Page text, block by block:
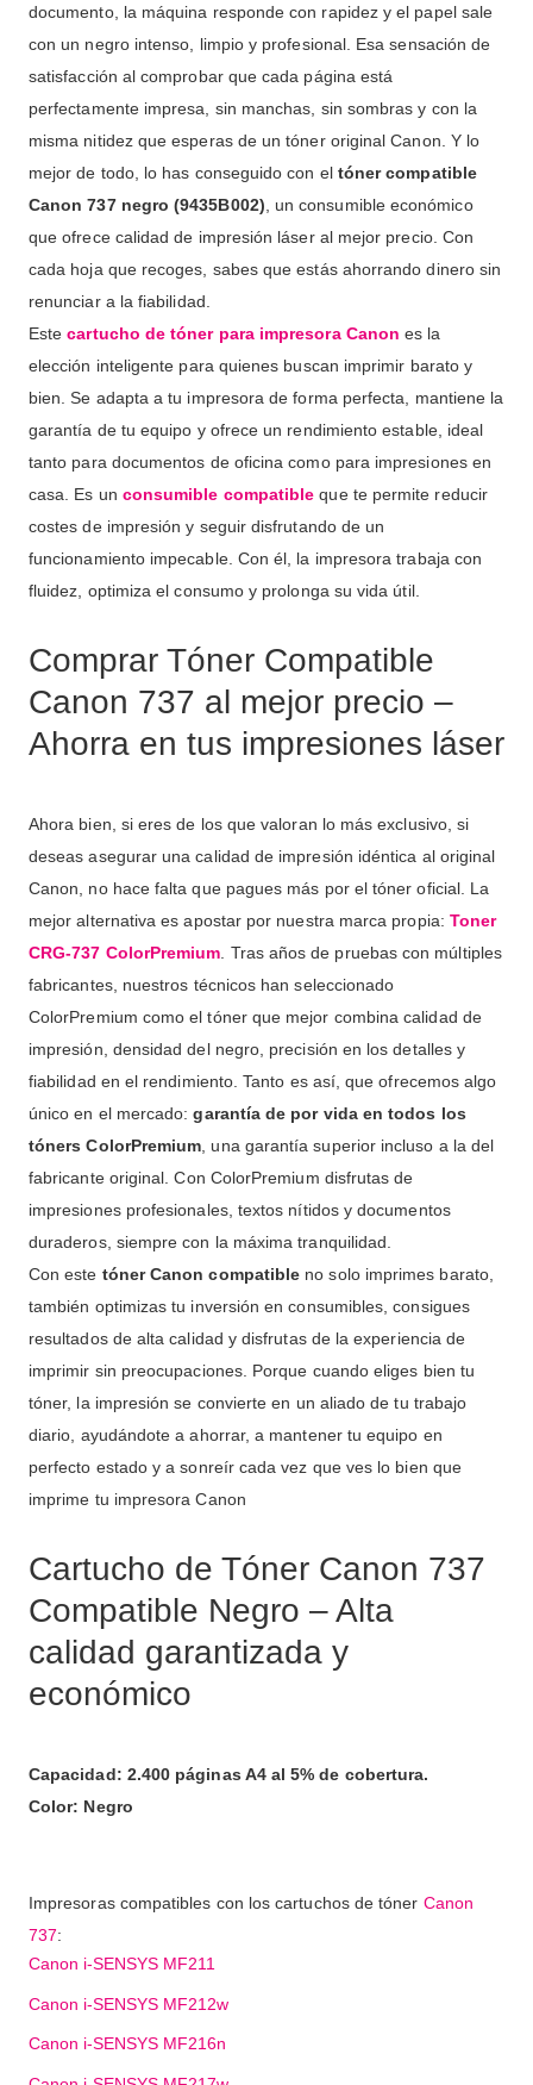
documento, la máquina responde con rapidez y el papel sale
con un negro intenso, limpio y profesional. Esa sensación de
satisfacción al comprobar que cada página está
perfectamente impresa, sin manchas, sin sombras y con la
misma nitidez que esperas de un tóner original Canon. Y lo
mejor de todo, lo has conseguido con el tóner compatible
Canon 737 negro (9435B002) , un consumible económico
que ofrece calidad de impresión láser al mejor precio. Con
cada hoja que recoges, sabes que estás ahorrando dinero sin
renunciar a la fiabilidad.
Estecartucho de tóner para impresora Canon es la
elección inteligente para quienes buscan imprimir barato y
bien. Se adapta a tu impresora de forma perfecta, mantiene la
garantía de tu equipo y ofrece un rendimiento estable, ideal
tanto para documentos de oficina como para impresiones en
casa. Es un consumible compatible que te permite reducir
costes de impresión y seguir disfrutando de un
funcionamiento impecable. Con él, la impresora trabaja con
fluidez, optimiza el consumo y prolonga su vida útil.
Comprar Tóner Compatible
Canon 737 al mejor precio –
Ahorra en tus impresiones láser
Ahora bien, si eres de los que valoran lo más exclusivo, si
deseas asegurar una calidad de impresión idéntica al original
Canon, no hace falta que pagues más por el tóner oficial. La
mejor alternativa es apostar por nuestra marca propia: Toner
CRG-737 ColorPremium . Tras años de pruebas con múltiples
fabricantes, nuestros técnicos han seleccionado
ColorPremium como el tóner que mejor combina calidad de
impresión, densidad del negro, precisión en los detalles y
fiabilidad en el rendimiento. Tanto es así, que ofrecemos algo
único en el mercado:garantía de por vida en todos los
tóners ColorPremium , una garantía superior incluso a la del
fabricante original. Con ColorPremium disfrutas de
impresiones profesionales, textos nítidos y documentos
duraderos, siempre con la máxima tranquilidad.
Con este tóner Canon compatible no solo imprimes barato,
también optimizas tu inversión en consumibles, consigues
resultados de alta calidad y disfrutas de la experiencia de
imprimir sin preocupaciones. Porque cuando eliges bien tu
tóner, la impresión se convierte en un aliado de tu trabajo
diario, ayudándote a ahorrar, a mantener tu equipo en
perfecto estado y a sonreír cada vez que ves lo bien que
imprime tu impresora Canon
Cartucho de Tóner Canon 737
Compatible Negro – Alta
calidad garantizada y
económico
Capacidad: 2.400 páginas A4 al 5% de cobertura.
Color: Negro
Impresoras compatibles con los cartuchos de tóner Canon
737:
Canon i-SENSYS MF211
Canon i-SENSYS MF212w
Canon i-SENSYS MF216n